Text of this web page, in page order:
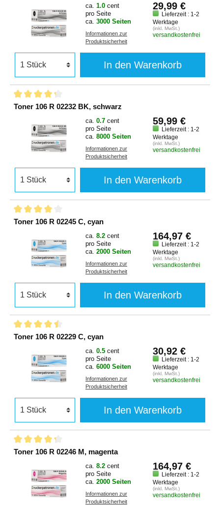
ca. 1.0 cent
pro Seite
ca. 3000 Seiten
Informationen zur
Produktsicherheit
29,99 €
Lieferzeit : 1-2
Werktage
(inkl. MwSt.)
versandkostenfrei
In den Warenkorb
Toner 106 R 02232 BK, schwarz
ca. 0.7 cent
pro Seite
ca. 8000 Seiten
Informationen zur
Produktsicherheit
59,99 €
Lieferzeit : 1-2
Werktage
(inkl. MwSt.)
versandkostenfrei
In den Warenkorb
Toner 106 R 02245 C, cyan
ca. 8.2 cent
pro Seite
ca. 2000 Seiten
Informationen zur
Produktsicherheit
164,97 €
Lieferzeit : 1-2
Werktage
(inkl. MwSt.)
versandkostenfrei
In den Warenkorb
Toner 106 R 02229 C, cyan
ca. 0.5 cent
pro Seite
ca. 6000 Seiten
Informationen zur
Produktsicherheit
30,92 €
Lieferzeit : 1-2
Werktage
(inkl. MwSt.)
versandkostenfrei
In den Warenkorb
Toner 106 R 02246 M, magenta
ca. 8.2 cent
pro Seite
ca. 2000 Seiten
Informationen zur
Produktsicherheit
164,97 €
Lieferzeit : 1-2
Werktage
(inkl. MwSt.)
versandkostenfrei